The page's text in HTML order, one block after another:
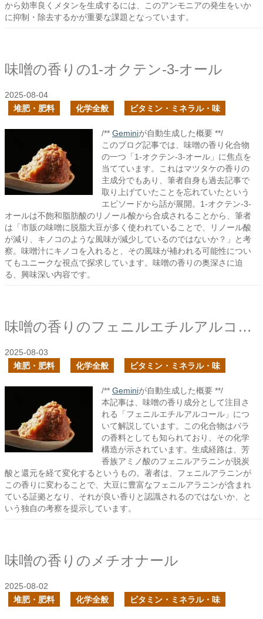
から効率良くメタンを生成するには、このアンモニアの発生をいか
に抑制・除去するかが重要な課題となっています。
味噌の香りの1-オクテン-3-オール
2025-08-04
堆肥・肥料
化学全般 ビタミン・ミネラル・味
/** Geminiが自動生成した概要 **/
このブログ記事では、味噌の香り化合物
の一つ「1-オクテン-3-オール」に焦点を
当てています。これはマツタケの香りの
主成分でもあり、筆者自身も過去記事で
取り上げていたことを忘れていたという
エピソードから話が展開。1-オクテン-3-
オールは不飽和脂肪酸のリノール酸から合成されることから、筆者
は「市販の味噌に脱脂大豆が多く使われていることで、リノール酸
が減り、キノコのような風味が減少しているのではないか？」と考
察。味噌汁にキノコを入れると、その風味が補われる可能性につい
てもユニークな視点で探求しています。味噌の香りの奥深さに迫
る、興味深い内容です。
味噌の香りのフェニルエチルアルコール
2025-08-03
堆肥・肥料
化学全般 ビタミン・ミネラル・味
/** Geminiが自動生成した概要 **/
本記事は、味噌の香り成分として注目さ
れる「フェニルエチルアルコール」につ
いて解説しています。この化合物はバラ
の香料としても知られており、その化学
構造が示されています。生成経路は、芳
香族アミノ酸のフェニルアラニンが脱炭
酸と還元を経て変化するというもの。著者は、フェニルアラニンが
この香りに変わることで、大豆に豊富なフェニルアラニンが含まれ
ている証拠となり、それが良い香りと認識されるのではないか、と
いう独自の考察を提示しています。
味噌の香りのメチオナール
2025-08-02
堆肥・肥料
化学全般 ビタミン・ミネラル・味